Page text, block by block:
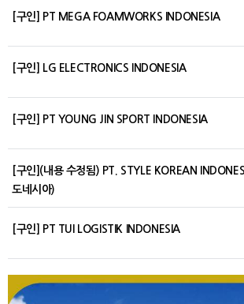
[구인] PT MEGA FOAMWORKS INDONESIA
[구인] LG ELECTRONICS INDONESIA
[구인] PT YOUNG JIN SPORT INDONESIA
[구인](내용 수정됨) PT. STYLE KOREAN
도네시아)
[구인] PT TUI LOGISTIK INDONESIA